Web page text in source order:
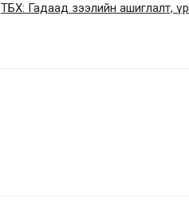
ТБХ: Гадаад зээлийн ашиглалт, үр